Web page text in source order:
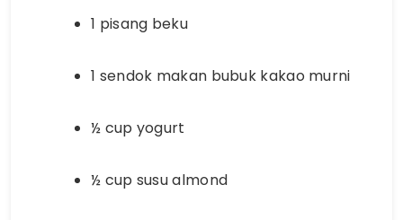
1 pisang beku
1 sendok makan bubuk kakao murni
½ cup yogurt
½ cup susu almond